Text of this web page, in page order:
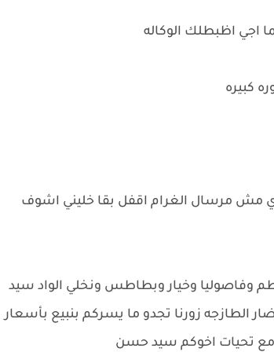
اجي اظبطلك الوكاله
كبيره
مش مرسال الغرام اقفل بقا خليني اشوف
وفاصوليا وخيار وبطاطس ونخلي الواد سيد
الطازجه زورنا تجدو ما يسركم بنبيع بأسعار
تحيات اخوكم سيد حسن